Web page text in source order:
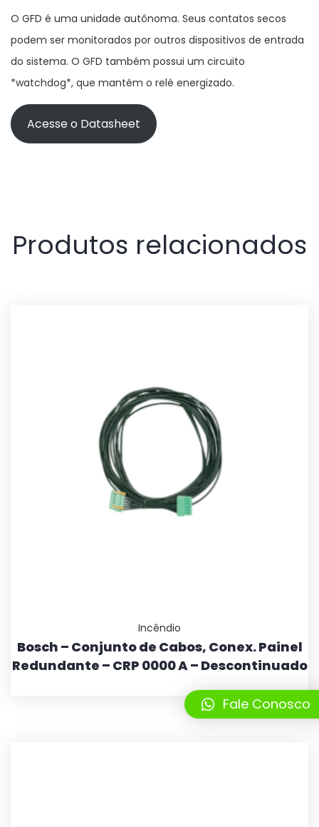
O GFD é uma unidade autônoma. Seus contatos secos
podem ser monitorados por outros dispositivos de entrada
do sistema. O GFD também possui um circuito
*watchdog*, que mantém o relé energizado.
Acesse o Datasheet
Produtos relacionados
Incêndio
Bosch – Conjunto de Cabos, Conex. Painel
Redundante – CRP 0000 A – Descontinuado
Fale Conosco